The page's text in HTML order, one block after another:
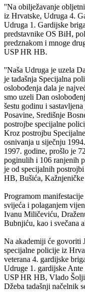
''Na obilježavanje
iz Hrvatske, Udruga 4.
Udruga 1. Gardijske
predstavnike OS BiH,
predznakom i mnoge
USP HR HB.
''Naša Udruga je uzela
je tadašnja Specijalna
oslobođenja dala je
smo uzeli Dan
šestu godinu i
Posavine, Središnje
postrojbe specijalne
Kroz postrojbu
osnivanja u siječnju
1997. godine, prošlo je
poginulih i 106 ranjenih
je od specijalnih
HB, Bušića,
Programom
svijeća i polaganjem
Ivanu Miličeviću,
Bubnjiću, kao i svečana
Na akademiji će govoriti
specijalne policije iz
veterana 4. gardijske
Udruge 1. gardijske
USP HR HB, Vlado
Džeba tadašnji načelnik